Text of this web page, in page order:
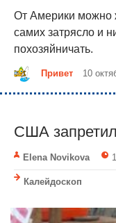
От Америки можно
самих затрясло и
похозяйничать.
Привет 10
США
Elena Novikova
Калейдоскоп